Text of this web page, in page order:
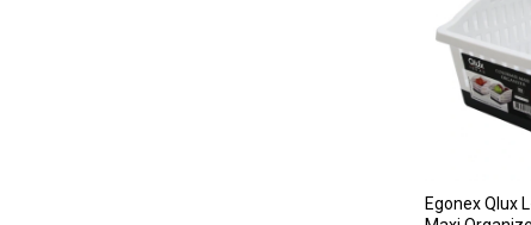
Egonex Qlux